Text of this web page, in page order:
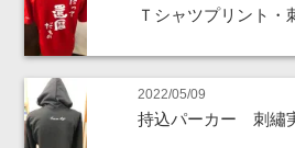
Ｔシャツプリント
2022/05/09
持込パーカー 刺繡